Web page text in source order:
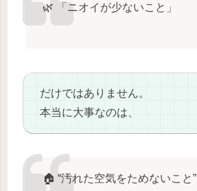
🌿 「ニオイが少ないこと」
だけではありません。
本当に大事なのは、
🏠 “汚れた空気をためないこと”